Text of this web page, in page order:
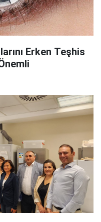
Erken Teşhis